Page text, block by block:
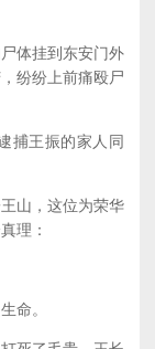
体挂到东安门外
纷纷上前痛殴尸
王振的家人同
山，这位为荣华
理：
命。